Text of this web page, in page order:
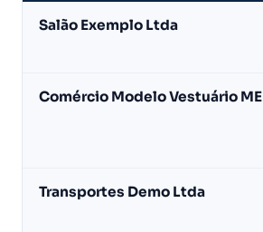
empresas
Salão Exemplo Ltda
Comércio Modelo Vestuário ME
Transportes Demo Ltda